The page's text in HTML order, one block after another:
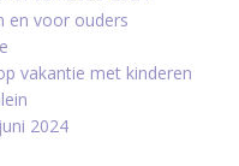
en voor ouders
vakantie met kinderen
2024